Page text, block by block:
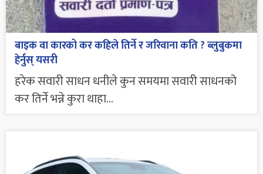
बाइक वा कारको कर कहिले तिर्ने र जरिवाना कति ? ब्लुबुकमा
हेर्नुस् यसरी
हरेक सवारी साधन धनीले कुन समयमा सवारी साधनको
कर तिर्ने भन्ने कुरा थाहा...